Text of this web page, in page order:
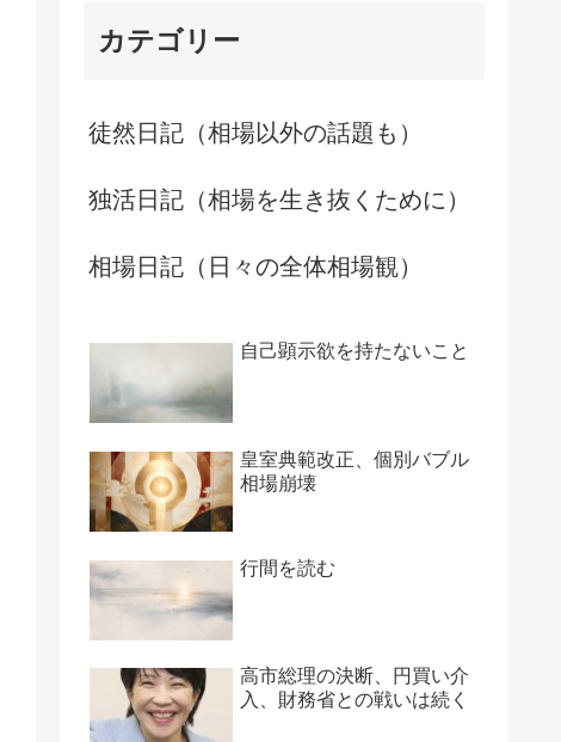
カテゴリー
徒然日記（相場以外の話題も）
独活日記（相場を生き抜くために）
相場日記（日々の全体相場観）
自己顕示欲を持たないこと
皇室典範改正、個別バブル
相場崩壊
行間を読む
高市総理の決断、円買い介
入、財務省との戦いは続く